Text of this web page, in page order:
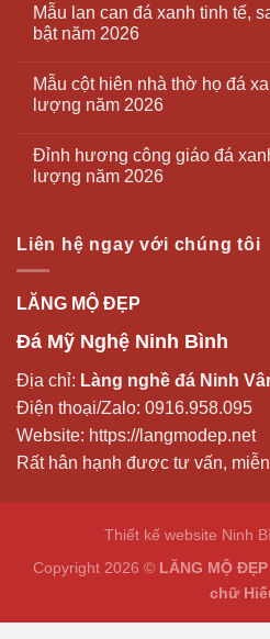
Mẫu lan can đá xanh tinh tế,
bật năm 2026
Mẫu cột hiên nhà thờ họ đá
lượng năm 2026
Đỉnh hương công giáo đá
lượng năm 2026
Liên hệ ngay với chúng tôi
LĂNG MỘ ĐẸP
Đá Mỹ Nghệ Ninh Bình
Địa chỉ: Làng nghề đá Ninh
Điện thoại/Zalo: 0916.958.095
Website: https://langmodep.net
Rất hân hạnh được tư vấn,
Thiết kế website Ninh
Copyright 2026 © LĂNG MỘ
chữ